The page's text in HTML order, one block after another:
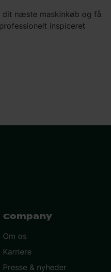
dit næste maskinkøb og få
inspiceret
Company
Om os
Karriere
Presse & nyheder